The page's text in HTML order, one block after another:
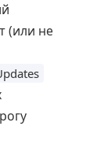
(или не